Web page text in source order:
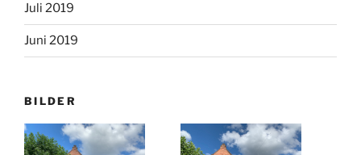
Juli 2019
Juni 2019
BILDER